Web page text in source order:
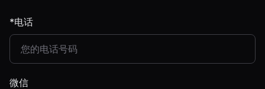
*电话
微信